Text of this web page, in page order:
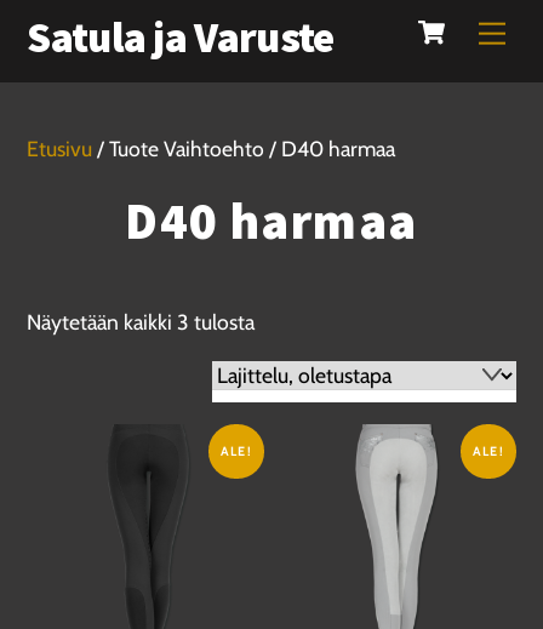
content
Cart
Satula ja Varuste
Etusivu / Tuote Vaihtoehto / D40 harmaa
D40 harmaa
Näytetään kaikki 3 tulosta
ALE! ALE!